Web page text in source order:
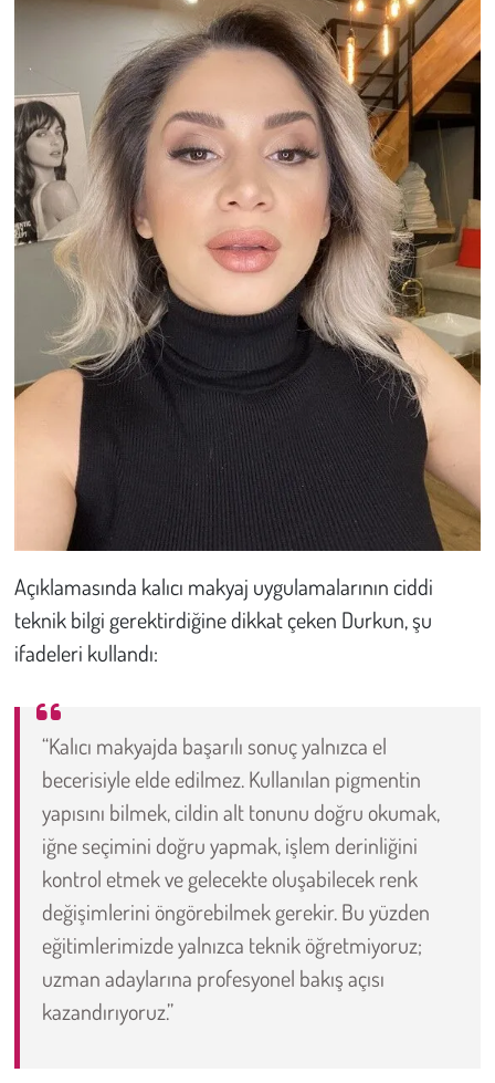
Açıklamasında kalıcı makyaj uygulamalarının ciddi
teknik bilgi gerektirdiğine dikkat çeken Durkun, şu
ifadeleri kullandı:
“Kalıcı makyajda başarılı sonuç yalnızca el
becerisiyle elde edilmez. Kullanılan pigmentin
yapısını bilmek, cildin alt tonunu doğru okumak,
iğne seçimini doğru yapmak, işlem derinliğini
kontrol etmek ve gelecekte oluşabilecek renk
değişimlerini öngörebilmek gerekir. Bu yüzden
eğitimlerimizde yalnızca teknik öğretmiyoruz;
uzman adaylarına profesyonel bakış açısı
kazandırıyoruz.”